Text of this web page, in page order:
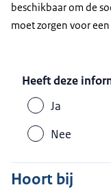
beschikbaar om de
moet zorgen voor
Heeft deze
Ja
Nee
Hoort bij